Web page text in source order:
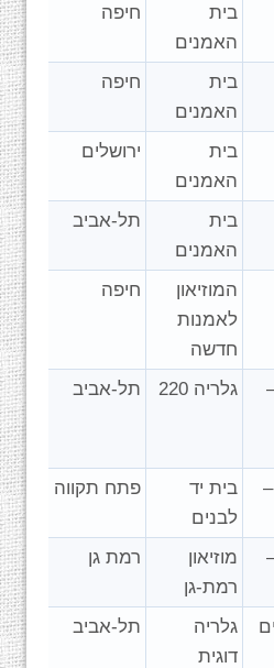
בית
האמנים
חיפה
בית
האמנים
חיפה
בית
האמנים
ירושלים
בית
האמנים
תל-אביב
המוזיאון
לאמנות
חדשה
חיפה
גלריה 220 תל-אביב
בית יד
לבנים
פתח תקווה
מוזיאון
רמת-גן
רמת גן
גלריה
דוגית
תל-אביב